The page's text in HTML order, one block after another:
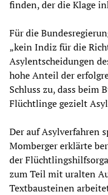
finden, der die Klage
Für die
„kein Indiz für die
Asylentscheidungen
hohe Anteil der
Schluss zu, dass beim
Flüchtlinge gezielt
Der auf Asylverfahren
Momberger erklärte
der
zum Teil mit uralten
Textbausteinen